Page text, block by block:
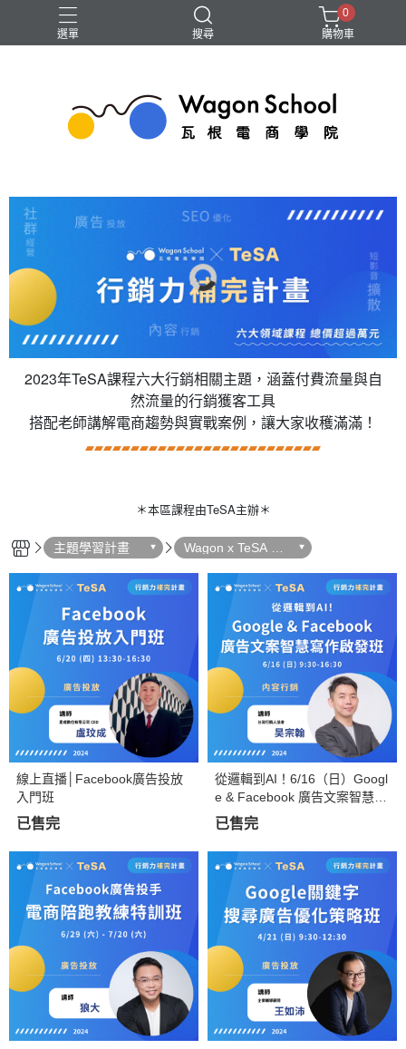
選單 搜尋
Google 我的商家 廣告
0
購物車
2023年TeSA課程六大行銷相關主題，涵蓋付費流量與自
然流量的行銷獲客工具
搭配老師講解電商趨勢與實戰案例，讓大家收穫滿滿！
▰▰▰▰▰▰▰▰▰▰▰▰▰▰▰▰▰▰▰▰▰▰▰▰▰▰
＊本區課程由TeSA主辦＊
主題學習計畫
Wagon x TeSA 行
銷力補完計畫
線上直播│Facebook廣告投放
入門班
已售完
從邏輯到AI！6/16（日）Googl
e & Facebook 廣告文案智慧寫
作啟發班
已售完